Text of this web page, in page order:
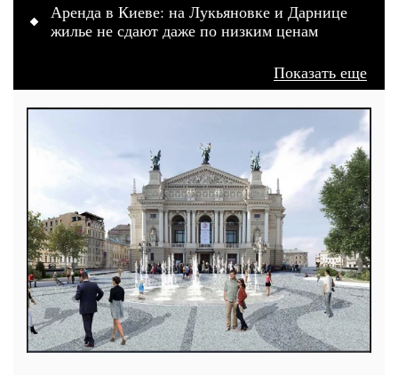
Аренда в Киеве: на Лукьяновке и Дарнице
жилье не сдают даже по низким ценам
Показать еще